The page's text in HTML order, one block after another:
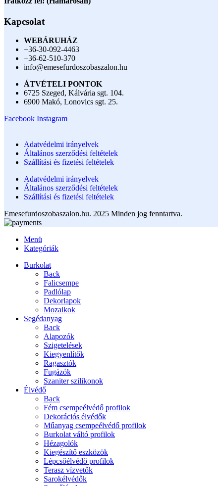
Kapcsolat
WEBÁRUHÁZ
+36-30-092-4463
+36-62-510-370
info@emesefurdoszobaszalon.hu
ÁTVÉTELI PONTOK
6725 Szeged, Kálvária sgt. 104.​
6900 Makó, Lonovics sgt. 25.
Facebook Instagram
Adatvédelmi irányelvek
Általános szerződési feltételek
Szállítási és fizetési feltételek
Adatvédelmi irányelvek
Általános szerződési feltételek
Szállítási és fizetési feltételek
Emesefurdoszobaszalon.hu. 2025 Minden jog fenntartva.
Menü
Kategóriák
Burkolat
Back
Falicsempe
Padlólap
Dekorlapok
Mozaikok
Segédanyag
Back
Alapozók
Szigetelések
Kiegyenlítők
Ragasztók
Fugázók
Szaniter szilikonok
Élvédő
Back
Fém csempeélvédő profilok
Dekorációs élvédők
Műanyag csempeélvédő profilok
Burkolat váltó profilok
Hézagolók
Kiegészítő eszközök
Lépcsőélvédő profilok
Terasz vízvetők
Sarokélvédők